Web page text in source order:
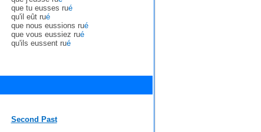
que tu eusses rué
qu'il eût rué
que nous eussions rué
que vous eussiez rué
qu'ils eussent rué
Second Past